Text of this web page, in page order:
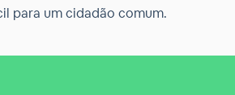
para um cidadão comum.